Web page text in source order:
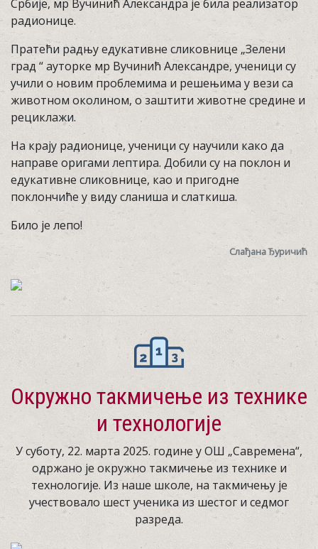
Србије, мр Вучинић Александра је била реализатор
радионице.
Пратећи радњу едукативне сликовнице „Зелени
град “ ауторке мр Вучинић Александре, ученици су
учили о новим проблемима и решењима у вези са
животном околином, о заштити животне средине и
рециклажи.
На крају радионице, ученици су научили како да
направе оригами лептира. Добили су на поклон и
едукативне сликовнице, као и пригодне
поклончиће у виду сланиша и слаткиша.
Било је лепо!
Слађана Ђуричић
Окружно такмичење из технике
и технологије
У суботу, 22. марта 2025. године у ОШ „Савремена“,
одржано је окружно такмичење из технике и
технологије. Из наше школе, на такмичењу је
учествовало шест ученика из шестог и седмог
разреда.